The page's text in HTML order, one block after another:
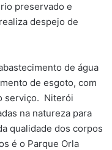
preservado e
despejo de
de água
de esgoto, com
serviço. Niterói
na natureza para
qualidade dos corpos
é o Parque Orla